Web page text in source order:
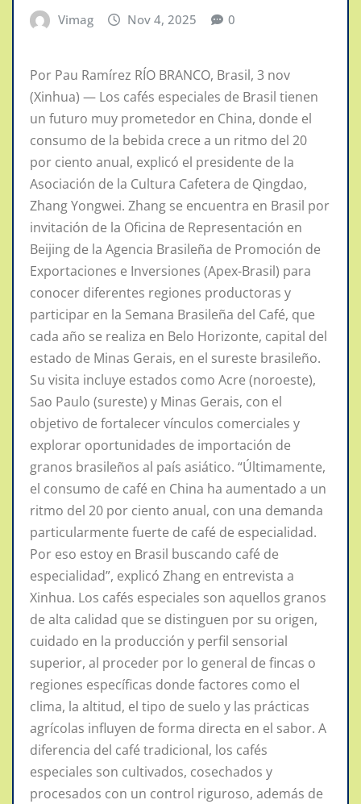
Vimag Nov 4, 2025 0
Por Pau Ramírez RÍO BRANCO, Brasil, 3 nov
(Xinhua) — Los cafés especiales de Brasil tienen
un futuro muy prometedor en China, donde el
consumo de la bebida crece a un ritmo del 20
por ciento anual, explicó el presidente de la
Asociación de la Cultura Cafetera de Qingdao,
Zhang Yongwei. Zhang se encuentra en Brasil por
invitación de la Oficina de Representación en
Beijing de la Agencia Brasileña de Promoción de
Exportaciones e Inversiones (Apex-Brasil) para
conocer diferentes regiones productoras y
participar en la Semana Brasileña del Café, que
cada año se realiza en Belo Horizonte, capital del
estado de Minas Gerais, en el sureste brasileño.
Su visita incluye estados como Acre (noroeste),
Sao Paulo (sureste) y Minas Gerais, con el
objetivo de fortalecer vínculos comerciales y
explorar oportunidades de importación de
granos brasileños al país asiático. “Últimamente,
el consumo de café en China ha aumentado a un
ritmo del 20 por ciento anual, con una demanda
particularmente fuerte de café de especialidad.
Por eso estoy en Brasil buscando café de
especialidad”, explicó Zhang en entrevista a
Xinhua. Los cafés especiales son aquellos granos
de alta calidad que se distinguen por su origen,
cuidado en la producción y perfil sensorial
superior, al proceder por lo general de fincas o
regiones específicas donde factores como el
clima, la altitud, el tipo de suelo y las prácticas
agrícolas influyen de forma directa en el sabor. A
diferencia del café tradicional, los cafés
especiales son cultivados, cosechados y
procesados con un control riguroso, además de